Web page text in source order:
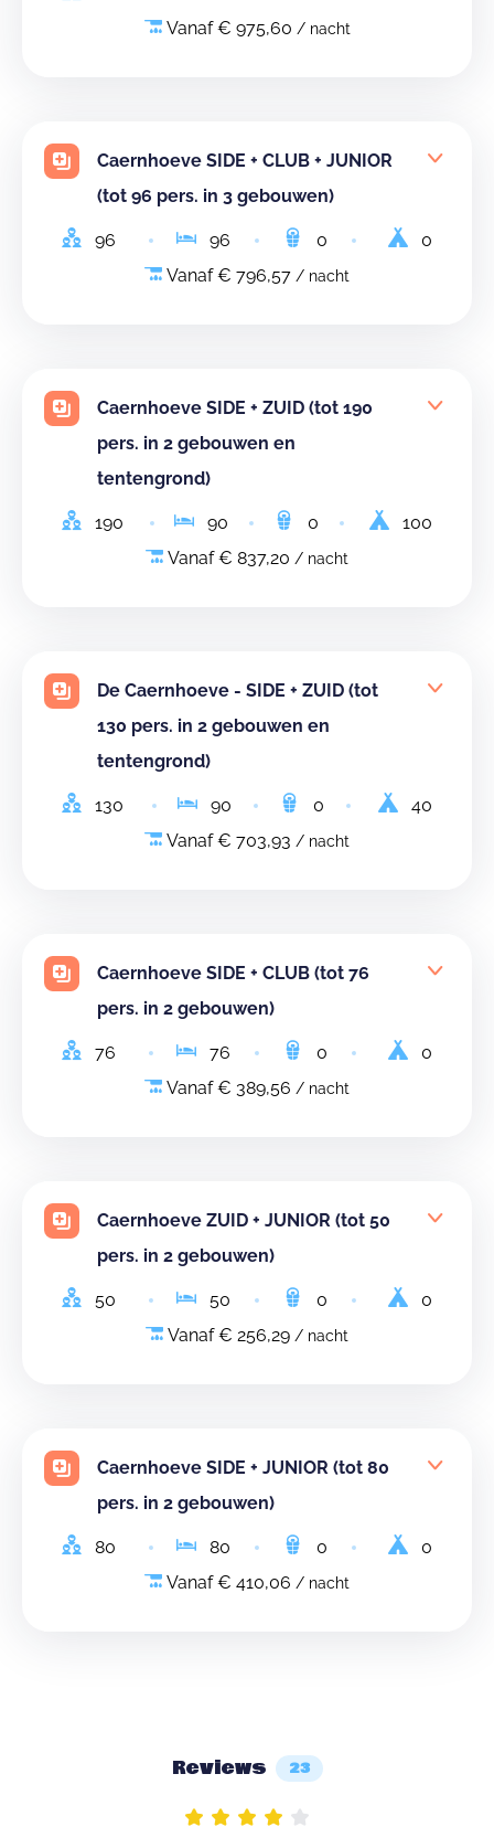
Vanaf € 975,60 / nacht
Caernhoeve SIDE + CLUB + JUNIOR
(tot 96 pers. in 3 gebouwen)
96 96 0
0
Vanaf € 796,57 / nacht
Caernhoeve SIDE + ZUID (tot 190
pers. in 2 gebouwen en
tentengrond)
190 90 0
100
Vanaf € 837,20 / nacht
De Caernhoeve - SIDE + ZUID (tot
130 pers. in 2 gebouwen en
tentengrond)
130 90 0
40
Vanaf € 703,93 / nacht
Caernhoeve SIDE + CLUB (tot 76
pers. in 2 gebouwen)
76 76 0
0
Vanaf € 389,56 / nacht
Caernhoeve ZUID + JUNIOR (tot 50
pers. in 2 gebouwen)
50 50 0
0
Vanaf € 256,29 / nacht
Caernhoeve SIDE + JUNIOR (tot 80
pers. in 2 gebouwen)
80 80 0
0
Vanaf € 410,06 / nacht
Reviews 23